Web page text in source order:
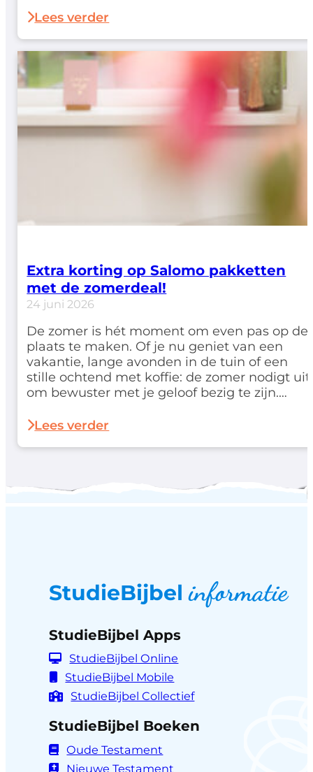
merken we bij het raadplegen van een
Lees verder
Extra korting op Salomo pakketten
met de zomerdeal!
24 juni 2026
De zomer is hét moment om even pas op de
plaats te maken. Of je nu geniet van een
vakantie, lange avonden in de tuin of een
stille ochtend met koffie: de zomer nodigt uit
om bewuster met je geloof bezig te zijn.
speciale deal waarmee je extra
Lees verder
StudieBijbelinformatie
StudieBijbel Apps
StudieBijbel Online
StudieBijbel Mobile
StudieBijbel Collectief
StudieBijbel Boeken
Oude Testament
Nieuwe Testament